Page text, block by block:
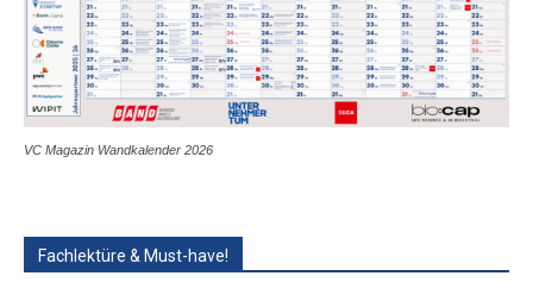
VC Magazin Wandkalender 2026
Fachlektüre & Must-have!